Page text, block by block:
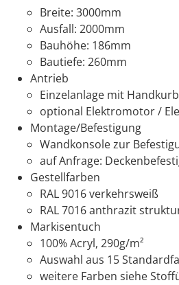
Breite: 3000mm
Ausfall: 2000mm
Bauhöhe: 186mm
Bautiefe: 260mm
Antrieb
Einzelanlage mit
optional Elektromotor /
Montage/Befestigung
Wandkonsole zur
auf Anfrage:
Gestellfarben
RAL 9016 verkehrsweiß
RAL 7016 anthrazit
Markisentuch
100% Acryl, 290g/m²
Auswahl aus 15
weitere Farben siehe